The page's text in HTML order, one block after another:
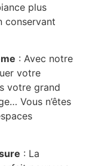
plus
conservant
: Avec notre
votre
votre grand
Vous n’êtes
: La